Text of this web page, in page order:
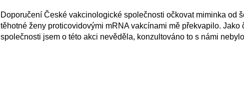
Doporučení České vakcinologické společnosti očkovat miminka od
těhotné ženy proticovidovými mRNA vakcínami mě překvapilo. Jako
společnosti jsem o této akci nevěděla, konzultováno to s námi